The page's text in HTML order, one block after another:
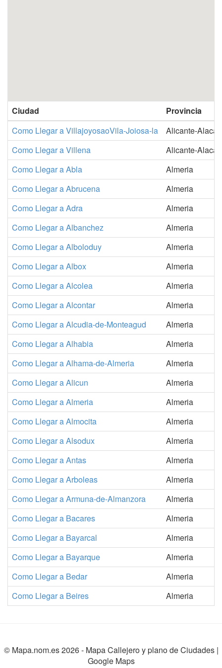
Ciudad
Provincia
Como Llegar a VillajoyosaoVila-Joiosa-la
Alicante-
Como Llegar a Villena
Alicante-
Como Llegar a Abla
Almeria
Como Llegar a Abrucena
Almeria
Como Llegar a Adra
Almeria
Como Llegar a Albanchez
Almeria
Como Llegar a Alboloduy
Almeria
Como Llegar a Albox
Almeria
Como Llegar a Alcolea
Almeria
Como Llegar a Alcontar
Almeria
Como Llegar a Alcudia-de-Monteagud
Almeria
Como Llegar a Alhabia
Almeria
Como Llegar a Alhama-de-Almeria
Almeria
Como Llegar a Alicun
Almeria
Como Llegar a Almeria
Almeria
Como Llegar a Almocita
Almeria
Como Llegar a Alsodux
Almeria
Como Llegar a Antas
Almeria
Como Llegar a Arboleas
Almeria
Como Llegar a Armuna-de-Almanzora
Almeria
Como Llegar a Bacares
Almeria
Como Llegar a Bayarcal
Almeria
Como Llegar a Bayarque
Almeria
Como Llegar a Bedar
Almeria
Como Llegar a Beires
Almeria
© Mapa.nom.es 2026 - Mapa Callejero y plano de Ciudades|
Google Maps